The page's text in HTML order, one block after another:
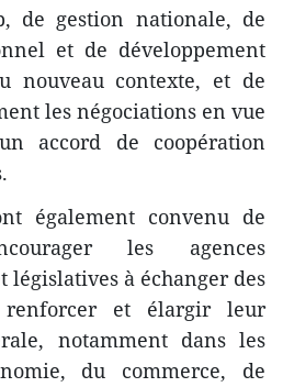
de gestion nationale, de
et de développement
nouveau contexte, et de
les négociations en vue
accord de coopération
également convenu de
les agences
législatives à échanger des
et élargir leur
notamment dans les
du commerce, de